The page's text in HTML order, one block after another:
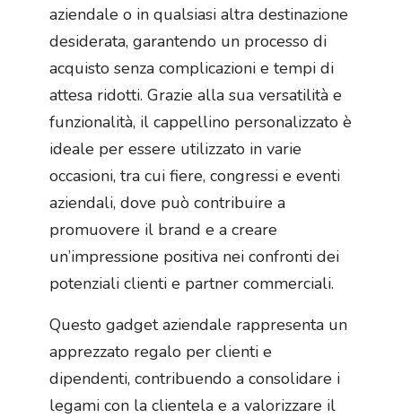
aziendale o in qualsiasi altra destinazione
desiderata, garantendo un processo di
acquisto senza complicazioni e tempi di
attesa ridotti. Grazie alla sua versatilità e
funzionalità, il cappellino personalizzato è
ideale per essere utilizzato in varie
occasioni, tra cui fiere, congressi e eventi
aziendali, dove può contribuire a
promuovere il brand e a creare
un’impressione positiva nei confronti dei
potenziali clienti e partner commerciali.
Questo gadget aziendale rappresenta un
apprezzato regalo per clienti e
dipendenti, contribuendo a consolidare i
legami con la clientela e a valorizzare il